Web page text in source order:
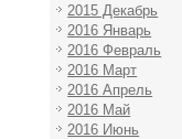
2015 Декабрь
2016 Январь
2016 Февраль
2016 Март
2016 Апрель
2016 Май
2016 Июнь